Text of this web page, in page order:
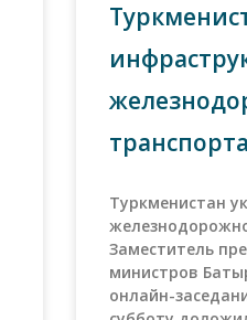
транспорта
Туркменистан
Заместитель
министров
онлайн-